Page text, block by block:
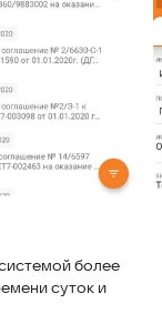
более
суток и